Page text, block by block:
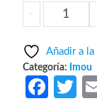
-
IMOU
FRS15
Cubierta
para
Camara
Añadir a
Categoría: Imou
Fa
T